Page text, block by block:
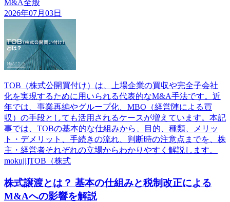
M&A全般
2026年07月03日
TOB（株式公開買付け）は、上場企業の買収や完全子会社
化を実現するために用いられる代表的なM&A手法です。近
年では、事業再編やグループ化、MBO（経営陣による買
収）の手段としても活用されるケースが増えています。本記
事では、TOBの基本的な仕組みから、目的、種類、メリッ
ト・デメリット、手続きの流れ、判断時の注意点までを、株
主・経営者それぞれの立場からわかりやすく解説します。
mokuji]TOB（株式
株式譲渡とは？ 基本の仕組みと税制改正による
M&Aへの影響を解説